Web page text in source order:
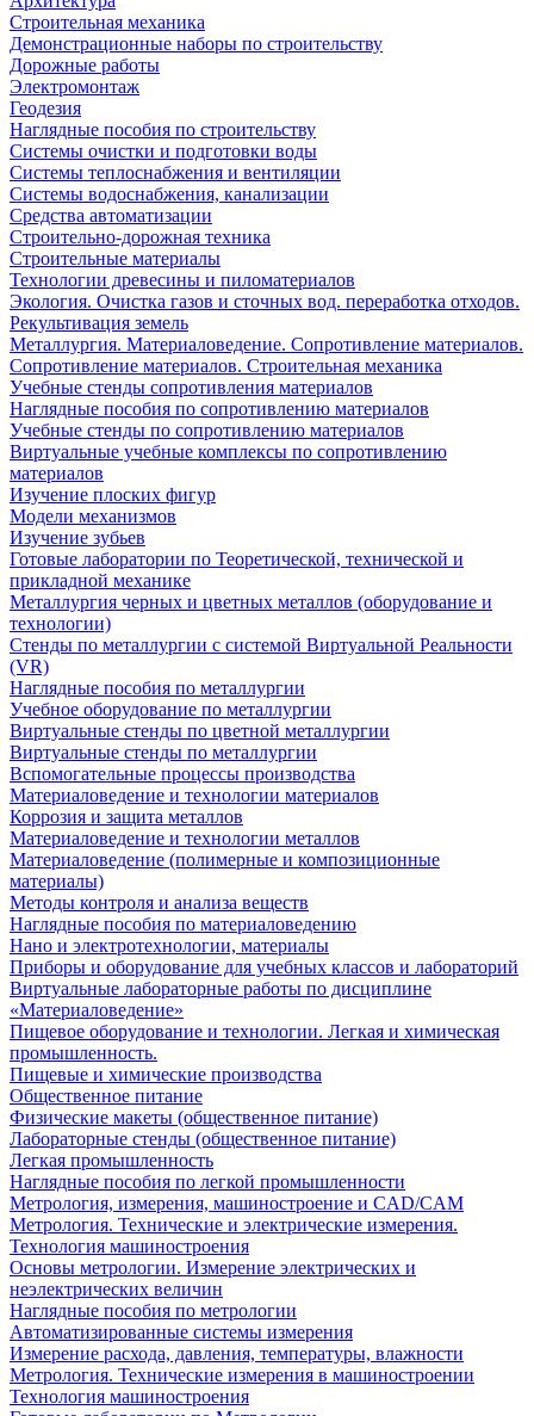
Cтроительная механика
Демонстрационные наборы по строительству
Дорожные работы
Электромонтаж
Геодезия
Наглядные пособия по строительству
Системы очистки и подготовки воды
Системы теплоснабжения и вентиляции
Системы водоснабжения, канализации
Средства автоматизации
Строительно-дорожная техника
Строительные материалы
Технологии древесины и пиломатериалов
Экология. Очистка газов и сточных вод. переработка отходов.
Рекультивация земель
Металлургия. Материаловедение. Сопротивление материалов.
Сопротивление материалов. Строительная механика
Учебные стенды сопротивления материалов
Наглядные пособия по сопротивлению материалов
Учебные стенды по сопротивлению материалов
Виртуальные учебные комплексы по сопротивлению
материалов
Изучение плоских фигур
Модели механизмов
Изучение зубьев
Готовые лаборатории по Теоретической, технической и
прикладной механике
Металлургия черных и цветных металлов (оборудование и
технологии)
Cтенды по металлургии с системой Виртуальной Реальности
(VR)
Наглядные пособия по металлургии
Учебное оборудование по металлургии
Виртуальные стенды по цветной металлургии
Виртуальные стенды по металлургии
Вспомогательные процессы производства
Материаловедение и технологии материалов
Коррозия и защита металлов
Материаловедение и технологии металлов
Материаловедение (полимерные и композиционные
материалы)
Методы контроля и анализа веществ
Наглядные пособия по материаловедению
Нано и электротехнологии, материалы
Приборы и оборудование для учебных классов и лабораторий
Виртуальные лабораторные работы по дисциплине
«Материаловедение»
Пищевое оборудование и технологии. Легкая и химическая
промышленность.
Пищевые и химические производства
Общественное питание
Физические макеты (общественное питание)
Лабораторные стенды (общественное питание)
Легкая промышленность
Наглядные пособия по легкой промышленности
Метрология, измерения, машиностроение и CAD/CAM
Метрология. Технические и электрические измерения.
Технология машиностроения
Основы метрологии. Измерение электрических и
неэлектрических величин
Наглядные пособия по метрологии
Автоматизированные системы измерения
Измерение расхода, давления, температуры, влажности
Метрология. Технические измерения в машиностроении
Технология машиностроения